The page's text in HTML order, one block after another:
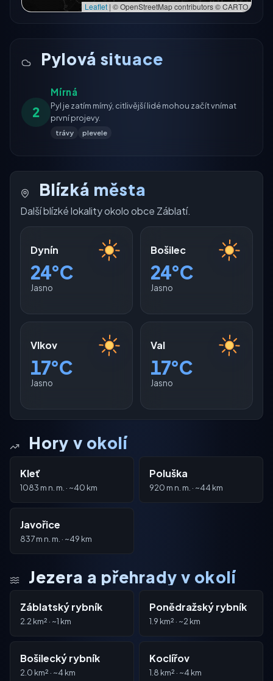
Leaflet | © OpenStreetMap contributors © CARTO
Pylová situace
2
Mírná
Pyl je zatím mírný, citlivější lidé mohou začít vnímat
první projevy.
trávy plevele
Blízká města
Další blízké lokality okolo obce Záblatí.
Dynín
24°C
Jasno
Bošilec
24°C
Jasno
Vlkov
17°C
Jasno
Val
17°C
Jasno
Hory v okolí
Kleť
1083 m n. m. · ~40 km
Poluška
920 m n. m. · ~44 km
Javořice
837 m n. m. · ~49 km
Jezera a přehrady v okolí
Záblatský rybník
2.2 km² · ~1 km
Ponědražský rybník
1.9 km² · ~2 km
Bošilecký rybník
2.0 km² · ~4 km
Koclířov
1.8 km² · ~4 km